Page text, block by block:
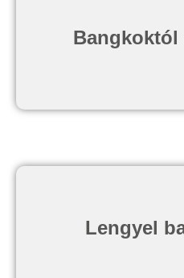
Bangkoktól
Lengyel